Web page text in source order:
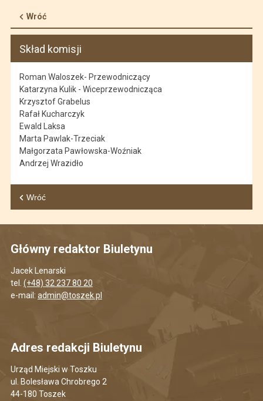
Wróć
Skład komisji
Roman Waloszek- Przewodniczący
Katarzyna Kulik - Wiceprzewodnicząca
Krzysztof Grabelus
Rafał Kucharczyk
Ewald Laksa
Marta Pawlak-Trzeciak
Małgorzata Pawłowska-Woźniak
Andrzej Wrazidło
Wróć
Główny redaktor Biuletynu
Jacek Lenarski
tel. (+48) 32 237 80 20
e-mail: admin@toszek.pl
Adres redakcji Biuletynu
Urząd Miejski w Toszku
ul. Bolesława Chrobrego 2
44-180 Toszek